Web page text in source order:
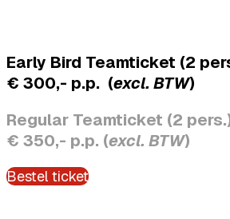
Early Bird Teamticket (2
€ 300,- p.p. (excl. BTW)
Regular Teamticket (2
€ 350,- p.p. (excl. BTW)
Bestel ticket